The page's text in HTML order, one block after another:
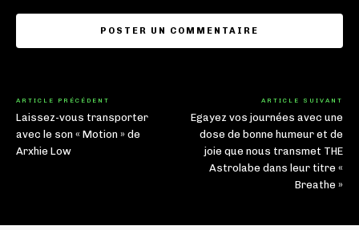
ARTICLE PRÉCÉDENT
Laissez-vous transporter
avec le son « Motion » de
Arxhie Low
ARTICLE SUIVANT
Egayez vos journées avec une
dose de bonne humeur et de
joie que nous transmet THE
Astrolabe dans leur titre «
Breathe »